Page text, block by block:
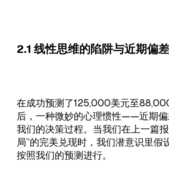
2.1 线性思维的陷阱与近期偏差
在成功预测了125,000美元至
后，一种微妙的心理惯性——近期
我们的决策过程。当我们在上一篇
局”的完美兑现时，我们潜意识里假
按照我们的预测进行。